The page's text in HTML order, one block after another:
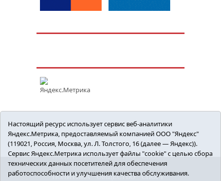
ПОЛИТИКА ОБЩЕСТВО СПОРТ
Настоящий ресурс использует сервис веб-аналитики
Яндекс.Метрика, предоставляемый компанией ООО "Яндекс"
(119021, Россия, Москва, ул. Л. Толстого, 16 (далее — Яндекс)).
Сервис Яндекс.Метрика использует файлы "cookie" с целью сбора
технических данных посетителей для обеспечения
работоспособности и улучшения качества обслуживания.